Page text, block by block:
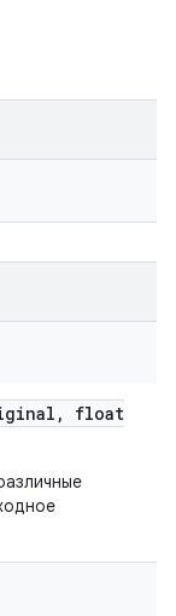
,
float